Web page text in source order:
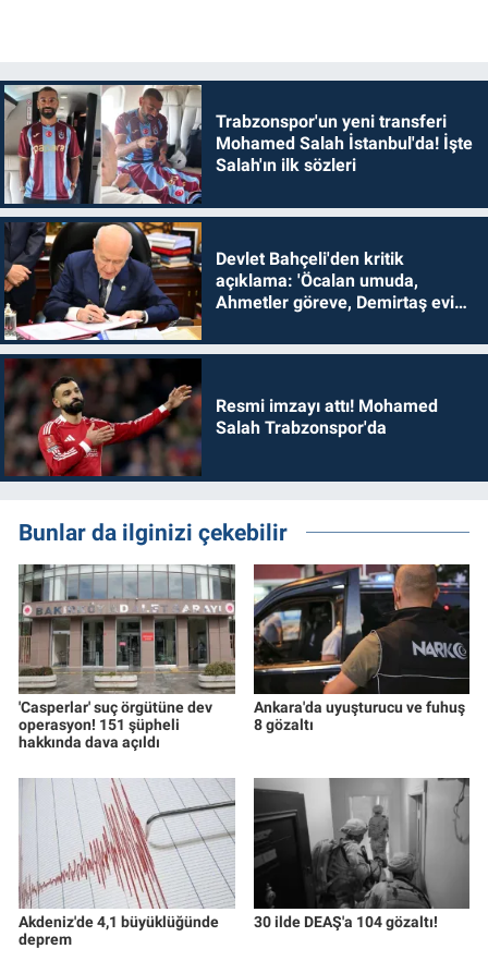
Trabzonspor'un yeni transferi
Mohamed Salah İstanbul'da! İşte
Salah'ın ilk sözleri
Devlet Bahçeli'den kritik
açıklama: 'Öcalan umuda,
Ahmetler göreve, Demirtaş evine
Resmi imzayı attı! Mohamed
Salah Trabzonspor'da
Bunlar da ilginizi çekebilir
'Casperlar' suç örgütüne dev
operasyon! 151 şüpheli
hakkında dava açıldı
Ankara'da uyuşturucu ve fuhuş
8 gözaltı
Akdeniz'de 4,1 büyüklüğünde
deprem
30 ilde DEAŞ'a 104 gözaltı!